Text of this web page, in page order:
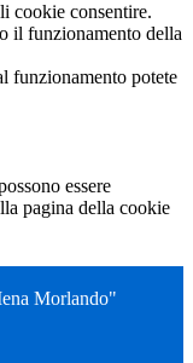
cookie consentire.
il funzionamento della
funzionamento potete
essere
pagina della cookie
Morlando"